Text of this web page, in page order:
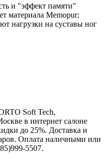
и "эффект памяти"
материала Memopur;
нагрузки на суставы ног
Soft Tech,
в интернет салоне
до 25%. Доставка и
Оплата наличными или
5507.